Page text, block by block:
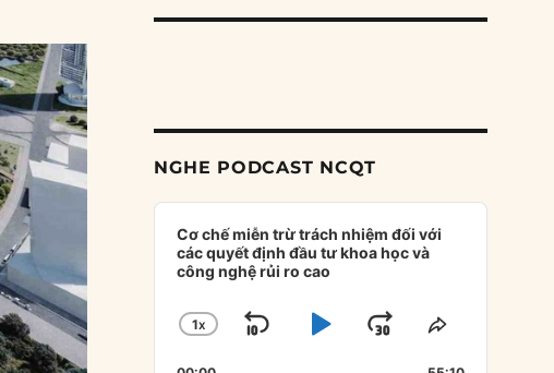
NGHE PODCAST NCQT
Audio
Player
Cơ chế miễn trừ trách nhiệm đối với
các quyết định đầu tư khoa học và
công nghệ rủi ro cao
CHANGE
1X
SKIPPLAYJUMPSHARE